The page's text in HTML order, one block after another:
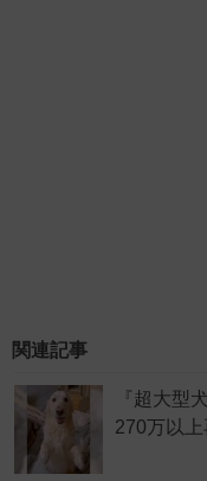
関連記事
『超大型
270万以